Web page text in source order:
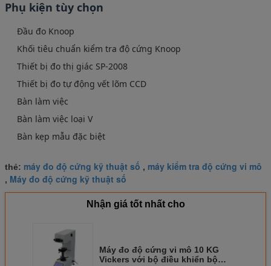
Phụ kiện tùy chọn
Đầu đo Knoop
Khối tiêu chuẩn kiểm tra độ cứng Knoop
Thiết bị đo thị giác SP-2008
Thiết bị đo tự động vết lõm CCD
Bàn làm việc
Bàn làm việc loại V
Bàn kẹp mẫu đặc biệt
thẻ: máy đo độ cứng kỹ thuật số , máy kiểm tra độ cứng vi mô
, Máy đo độ cứng kỹ thuật số
Nhận giá tốt nhất cho
Máy đo độ cứng vi mô 10 KG
Vickers với bộ điều khiển bộ